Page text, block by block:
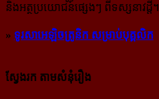
និង​អត្ថ​ប្រយោជន៍​ផ្សេងៗ ពីទស្សនាវដ្ដី។
» ទូរសាអេឡិចត្រូនិក សម្រាប់បុគ្គលិក
ស្វែងរក តាមសំនុំរឿង